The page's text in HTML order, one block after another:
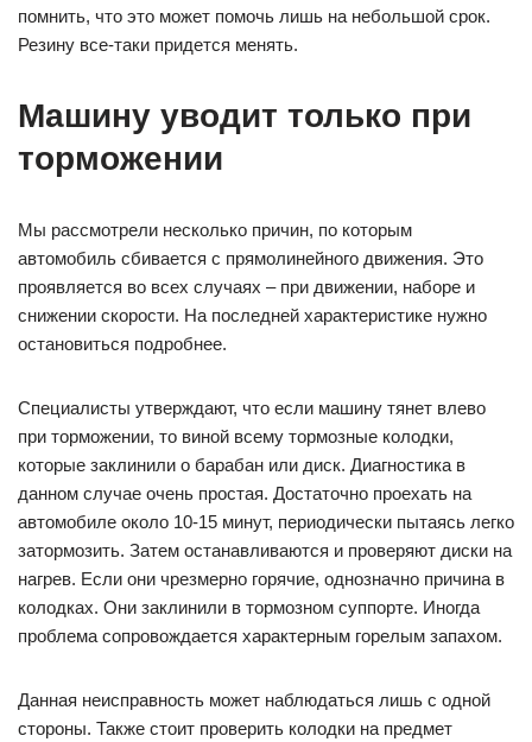
помнить, что это может помочь лишь на небольшой срок.
Резину все-таки придется менять.
Машину уводит только при
торможении
Мы рассмотрели несколько причин, по которым
автомобиль сбивается с прямолинейного движения. Это
проявляется во всех случаях – при движении, наборе и
снижении скорости. На последней характеристике нужно
остановиться подробнее.
Специалисты утверждают, что если машину тянет влево
при торможении, то виной всему тормозные колодки,
которые заклинили о барабан или диск. Диагностика в
данном случае очень простая. Достаточно проехать на
автомобиле около 10-15 минут, периодически пытаясь легко
затормозить. Затем останавливаются и проверяют диски на
нагрев. Если они чрезмерно горячие, однозначно причина в
колодках. Они заклинили в тормозном суппорте. Иногда
проблема сопровождается характерным горелым запахом.
Данная неисправность может наблюдаться лишь с одной
стороны. Также стоит проверить колодки на предмет